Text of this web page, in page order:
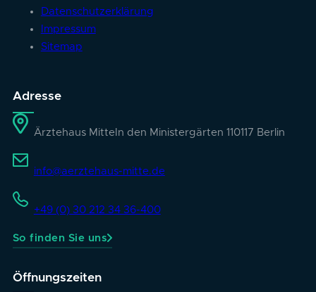
Datenschutzerklärung
Impressum
Sitemap
Adresse
Ärztehaus Mitte In den Ministergärten 110117 Berlin
info@aerztehaus-mitte.de
+49 (0) 30 212 34 36-400
So finden Sie uns
Öffnungszeiten